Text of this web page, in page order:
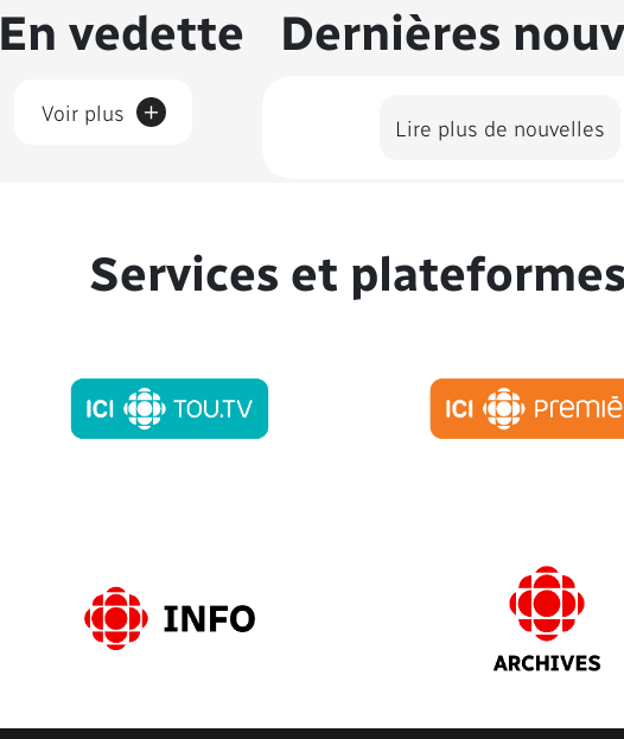
Dernières
Lire plus de nouvelles
En vedette
Voir plus +
Services et